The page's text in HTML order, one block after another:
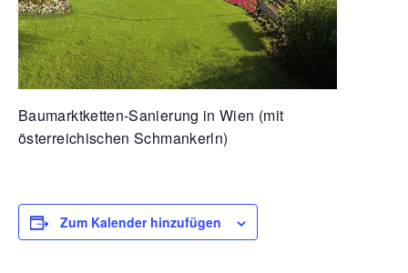
Baumarktketten-Sanierung in Wien (mit
österreichischen Schmankerln)
Zum Kalender hinzufügen